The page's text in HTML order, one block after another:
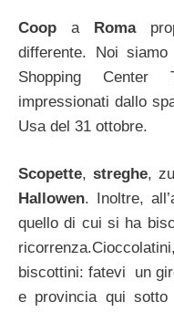
Coop a Roma
differente. Noi
Shopping
impressionati dallo
Usa del 31 ottobre.
Scopette, streghe,
Hallowen. Inoltre,
quello di cui si ha
biscottini: fatevi un
e provincia qui